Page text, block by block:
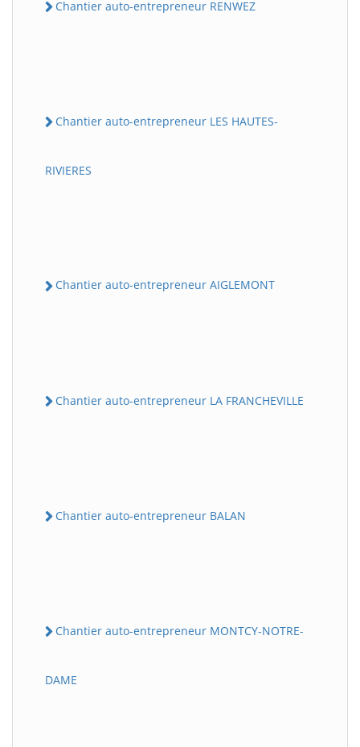
Chantier auto-entrepreneur RENWEZ
Chantier auto-entrepreneur LES HAUTES-
RIVIERES
Chantier auto-entrepreneur AIGLEMONT
Chantier auto-entrepreneur LA FRANCHEVILLE
Chantier auto-entrepreneur BALAN
Chantier auto-entrepreneur MONTCY-NOTRE-
DAME